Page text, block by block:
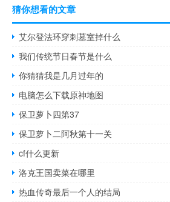
猜你想看的文章
艾尔登法环穿刺墓室掉什么
我们传统节日春节是什么
你猜猜我是几月过年的
电脑怎么下载原神地图
保卫萝卜四第37
保卫萝卜二阿秋第十一关
cf什么更新
洛克王国卖菜在哪里
热血传奇最后一个人的结局